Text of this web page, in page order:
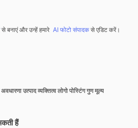
से बनाएं और उन्हें हमारे AI फोटो संपादकसे एडिट करें।
उत्पाद व्यक्तित्व लोगो पोस्टिंग गुण मूल्य
हैं